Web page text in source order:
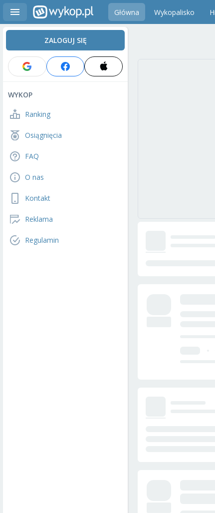
Główna Wykopalisko
ZALOGUJ SIĘ
WYKOP
Ranking
Osiągnięcia
FAQ
O nas
Kontakt
Reklama
Regulamin